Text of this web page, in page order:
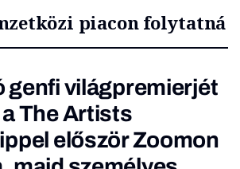
piacon folytatná
genfi világpremierjét
The Artists
először Zoomon